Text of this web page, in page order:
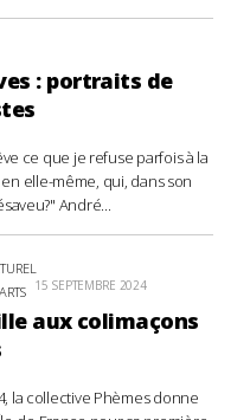
: portraits de
ce que je refuse parfois à la
elle-même, qui, dans son
André...
15 SEPTEMBRE 2024
aux colimaçons
la collective Phèmes donne